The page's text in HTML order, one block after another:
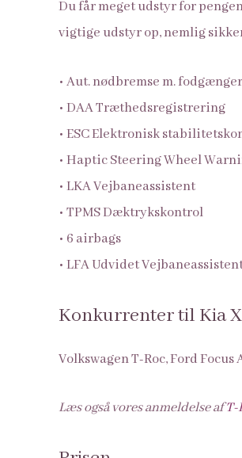
Du får meget udstyr for
vigtige udstyr op, nemlig
• Aut. nødbremse m.
• DAA Træthedsregistrering
• ESC Elektronisk
• Haptic Steering Wheel
• LKA Vejbaneassistent
• TPMS Dæktrykskontrol
• 6 airbags
• LFA Udvidet
Konkurrenter til Kia
Volkswagen T-Roc, Ford Focus
Læs også vores anmeldelse afT-